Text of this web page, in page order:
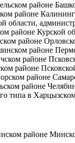
районе
районе
области,
районе Курской
районе
районе
районе
районе
районе
районе
типа в
районе